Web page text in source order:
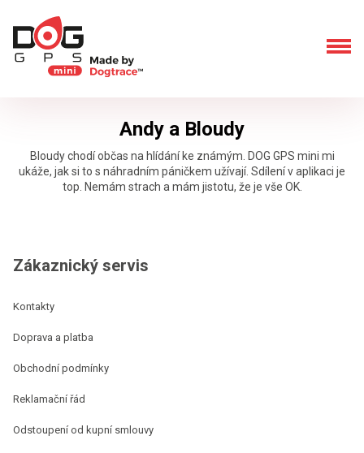
Andy a Bloudy
Bloudy chodí občas na hlídání ke známým. DOG GPS mini mi
ukáže, jak si to s náhradním páničkem užívají. Sdílení v aplikaci je
top. Nemám strach a mám jistotu, že je vše OK.
Zákaznický servis
Kontakty
Doprava a platba
Obchodní podmínky
Reklamační řád
Odstoupení od kupní smlouvy